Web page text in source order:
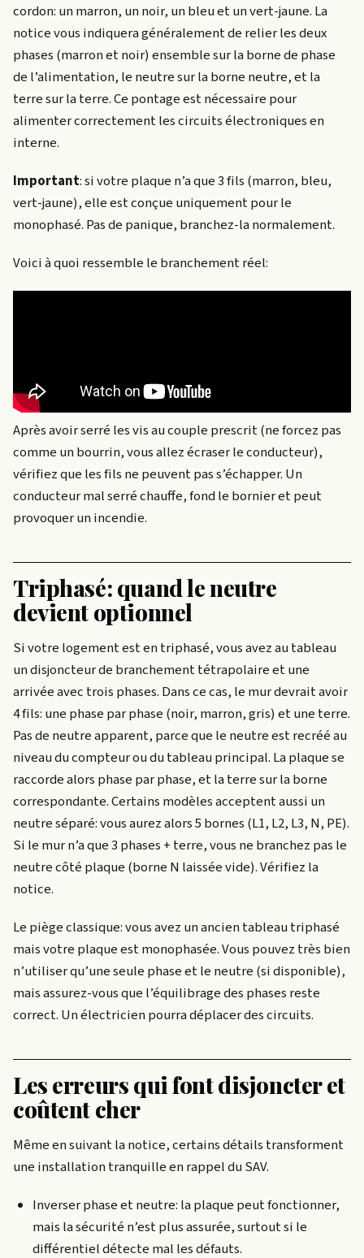
cordon: un marron, un noir, un bleu et un vert-jaune. La
notice vous indiquera généralement de relier les deux
phases (marron et noir) ensemble sur la borne de phase
de l’alimentation, le neutre sur la borne neutre, et la
terre sur la terre. Ce pontage est nécessaire pour
alimenter correctement les circuits électroniques en
interne.
Important: si votre plaque n’a que 3 fils (marron, bleu,
vert-jaune), elle est conçue uniquement pour le
monophasé. Pas de panique, branchez-la normalement.
Voici à quoi ressemble le branchement réel:
Après avoir serré les vis au couple prescrit (ne forcez pas
comme un bourrin, vous allez écraser le conducteur),
vérifiez que les fils ne peuvent pas s’échapper. Un
conducteur mal serré chauffe, fond le bornier et peut
provoquer un incendie.
Triphasé: quand le neutre
devient optionnel
Si votre logement est en triphasé, vous avez au tableau
un disjoncteur de branchement tétrapolaire et une
arrivée avec trois phases. Dans ce cas, le mur devrait avoir
4 fils: une phase par phase (noir, marron, gris) et une terre.
Pas de neutre apparent, parce que le neutre est recréé au
niveau du compteur ou du tableau principal. La plaque se
raccorde alors phase par phase, et la terre sur la borne
correspondante. Certains modèles acceptent aussi un
neutre séparé: vous aurez alors 5 bornes (L1, L2, L3, N, PE).
Si le mur n’a que 3 phases + terre, vous ne branchez pas le
neutre côté plaque (borne N laissée vide). Vérifiez la
notice.
Le piège classique: vous avez un ancien tableau triphasé
mais votre plaque est monophasée. Vous pouvez très bien
n’utiliser qu’une seule phase et le neutre (si disponible),
mais assurez-vous que l’équilibrage des phases reste
correct. Un électricien pourra déplacer des circuits.
Les erreurs qui font disjoncter et
coûtent cher
Même en suivant la notice, certains détails transforment
une installation tranquille en rappel du SAV.
Inverser phase et neutre: la plaque peut fonctionner,
mais la sécurité n’est plus assurée, surtout si le
différentiel détecte mal les défauts.